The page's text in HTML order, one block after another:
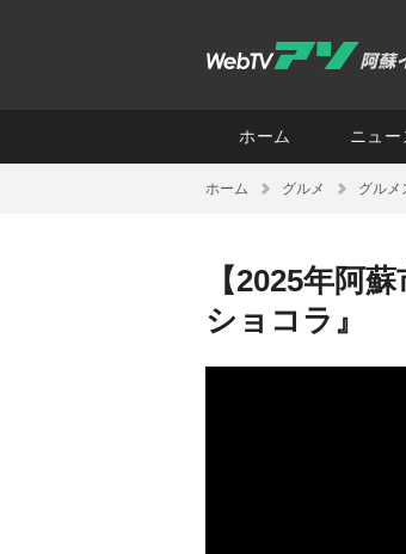
ホーム ニュー
ホーム グルメ グルメ
【2025年阿
ショコラ』